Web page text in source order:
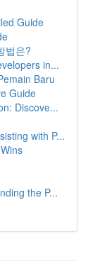
Guide
법은?
in...
Baru
Guide
Discove...
with P...
the P...